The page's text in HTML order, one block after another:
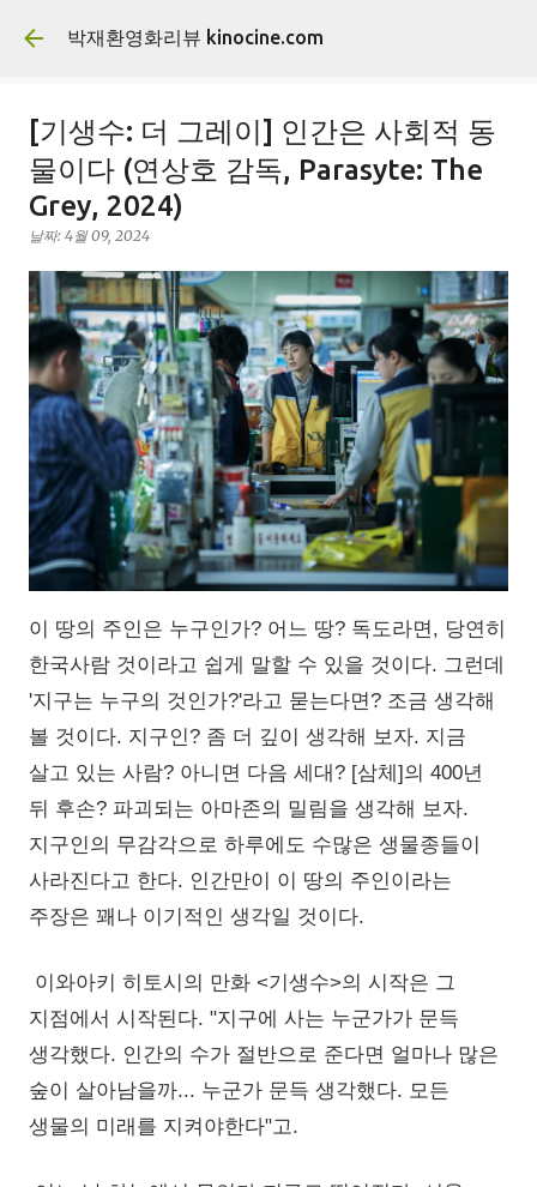
기본 콘텐츠로 건너뛰기
박재환영화리뷰 kinocine.com
[기생수: 더 그레이] 인간은 사회적 동
물이다 (연상호 감독, Parasyte: The
Grey, 2024)
날짜: 4월 09, 2024
이 땅의 주인은 누구인가? 어느 땅? 독도라면, 당연히
한국사람 것이라고 쉽게 말할 수 있을 것이다. 그런데
'지구는 누구의 것인가?'라고 묻는다면? 조금 생각해
볼 것이다. 지구인? 좀 더 깊이 생각해 보자. 지금
살고 있는 사람? 아니면 다음 세대? [삼체]의 400년
뒤 후손? 파괴되는 아마존의 밀림을 생각해 보자.
지구인의 무감각으로 하루에도 수많은 생물종들이
사라진다고 한다. 인간만이 이 땅의 주인이라는
주장은 꽤나 이기적인 생각일 것이다.
이와아키 히토시의 만화 <기생수>의 시작은 그
지점에서 시작된다. "지구에 사는 누군가가 문득
생각했다. 인간의 수가 절반으로 준다면 얼마나 많은
숲이 살아남을까... 누군가 문득 생각했다. 모든
생물의 미래를 지켜야한다"고.